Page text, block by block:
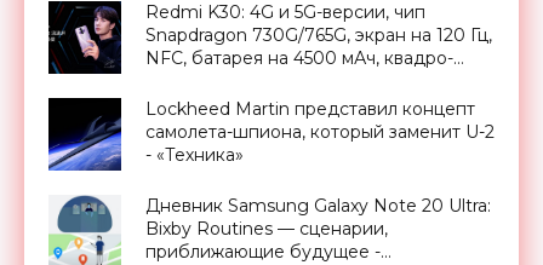
Redmi K30: 4G и 5G-версии, чип
Snapdragon 730G/765G, экран на 120 Гц,
NFC, батарея на 4500 мАч, квадро-
«Смартфоны»
Lockheed Martin представил концепт
самолета-шпиона, который заменит U-2
- «Техника»
Дневник Samsung Galaxy Note 20 Ultra:
Bixby Routines — сценарии,
приближающие будущее -